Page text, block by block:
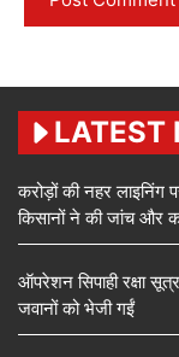
LATEST
करोड़ों की नहर
किसानों ने की जांच और
ऑपरेशन सिपाही रक्षा
जवानों को भेजी गईं